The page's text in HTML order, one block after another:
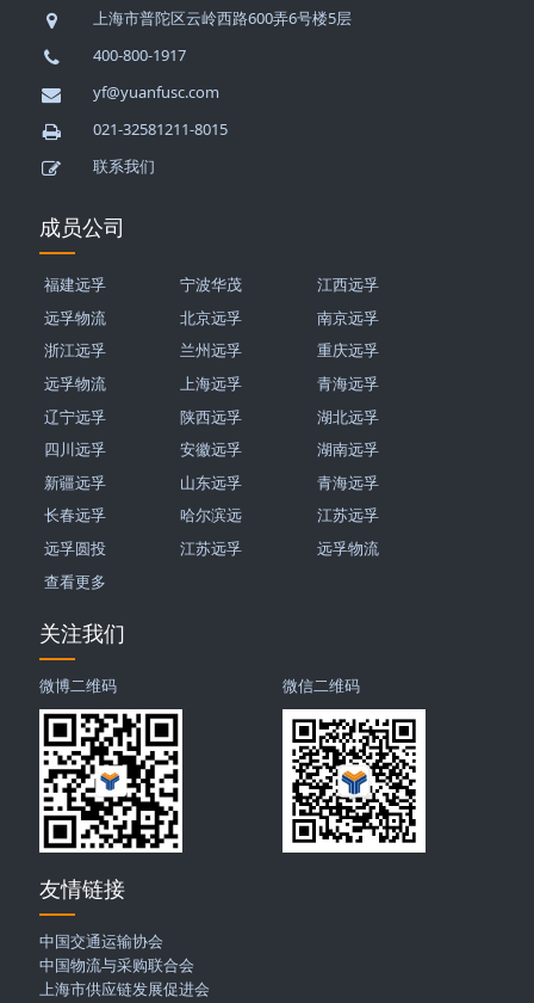
上海市普陀区云岭西路600弄6号楼5层
400-800-1917
yf@yuanfusc.com
021-32581211-8015
联系我们
成员公司
福建远孚 宁波华茂
江西远孚
远孚物流
北京远孚
南京远孚
浙江远孚
兰州远孚
重庆远孚
远孚物流
上海远孚
青海远孚
辽宁远孚
陕西远孚
湖北远孚
四川远孚
安徽远孚
湖南远孚
新疆远孚
山东远孚
青海远孚
长春远孚
哈尔滨远
江苏远孚
远孚圆投
江苏远孚
远孚物流
查看更多
关注我们
微博二维码 微信二维码
友情链接
中国交通运输协会
中国物流与采购联合会
上海市供应链发展促进会